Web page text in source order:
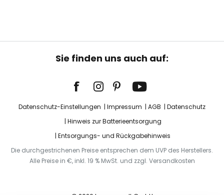
Sie finden uns auch auf:
Datenschutz-Einstellungen Impressum AGB
Datenschutz
Hinweis zur Batterieentsorgung
Entsorgungs- und Rückgabehinweis
Die durchgestrichenen Preise entsprechen dem UVP des Herstellers.
Alle Preise in €, inkl. 19 % MwSt. und zzgl. Versandkosten